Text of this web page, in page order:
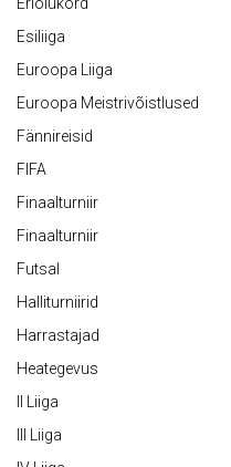
Esiliiga
Euroopa Liiga
Euroopa Meistrivõistlused
Fännireisid
FIFA
Finaalturniir
Finaalturniir
Futsal
Halliturniirid
Harrastajad
Heategevus
II Liiga
III Liiga